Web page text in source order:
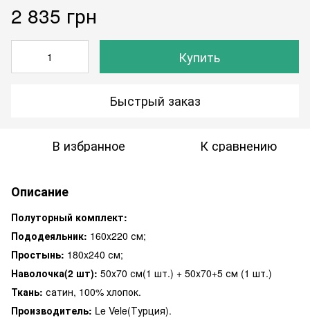
2 835 грн
Купить
Быстрый заказ
В избранное К сравнению
Описание
Полуторный комплект:
Пододеяльник: 160x220 см;
Простынь: 180x240 см;
Наволочка(2 шт): 50x70 см(1 шт.) + 50x70+5 см (1 шт.)
Ткань: сатин, 100% хлопок.
Производитель: Le Vele(Турция).